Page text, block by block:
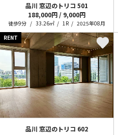
品川 窓辺のトリコ 501
188,000円 / 9,000円
徒歩9分 33.26㎡ 1R 2025年08月
RENT
品川 窓辺のトリコ 602